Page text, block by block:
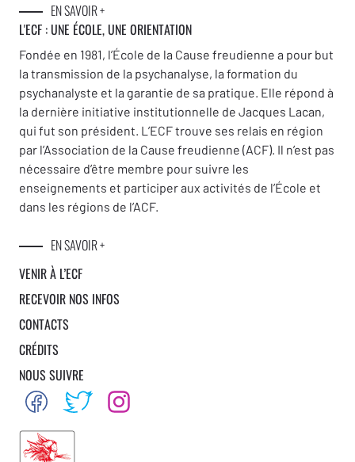
EN SAVOIR +
L'ECF : UNE ÉCOLE, UNE ORIENTATION
Fondée en 1981, l’École de la Cause freudienne a pour but
la transmission de la psychanalyse, la formation du
psychanalyste et la garantie de sa pratique. Elle répond à
la dernière initiative institutionnelle de Jacques Lacan,
qui fut son président. L’ECF trouve ses relais en région
par l’Association de la Cause freudienne (ACF). Il n’est pas
nécessaire d’être membre pour suivre les
enseignements et participer aux activités de l’École et
dans les régions de l’ACF.
EN SAVOIR +
VENIR À L’ECF
RECEVOIR NOS INFOS
CONTACTS
CRÉDITS
NOUS SUIVRE